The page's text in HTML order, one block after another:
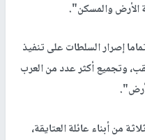
الأرض والمسكن".
إصرار السلطات على تنفيذ
وتجميع أكثر عدد من العرب
من أبناء عائلة العتايقة،